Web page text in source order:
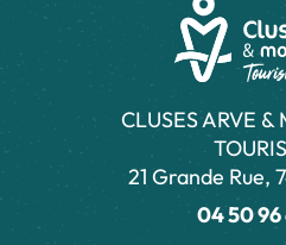
CLUSES ARVE &
21 Grande Rue,
04 50 96